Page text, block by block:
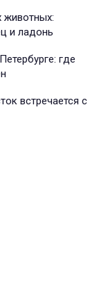
животных:
и ладонь
где
встречается с